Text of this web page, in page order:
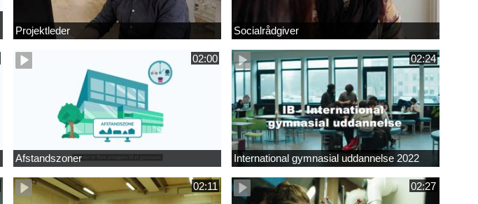
Projektleder Socialrådgiver
02:00
Afstandszoner
02:24
International gymnasial uddannelse 2022
02:11 02:27